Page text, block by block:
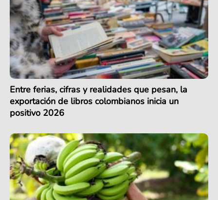
Entre ferias, cifras y realidades que pesan, la
exportación de libros colombianos inicia un
positivo 2026